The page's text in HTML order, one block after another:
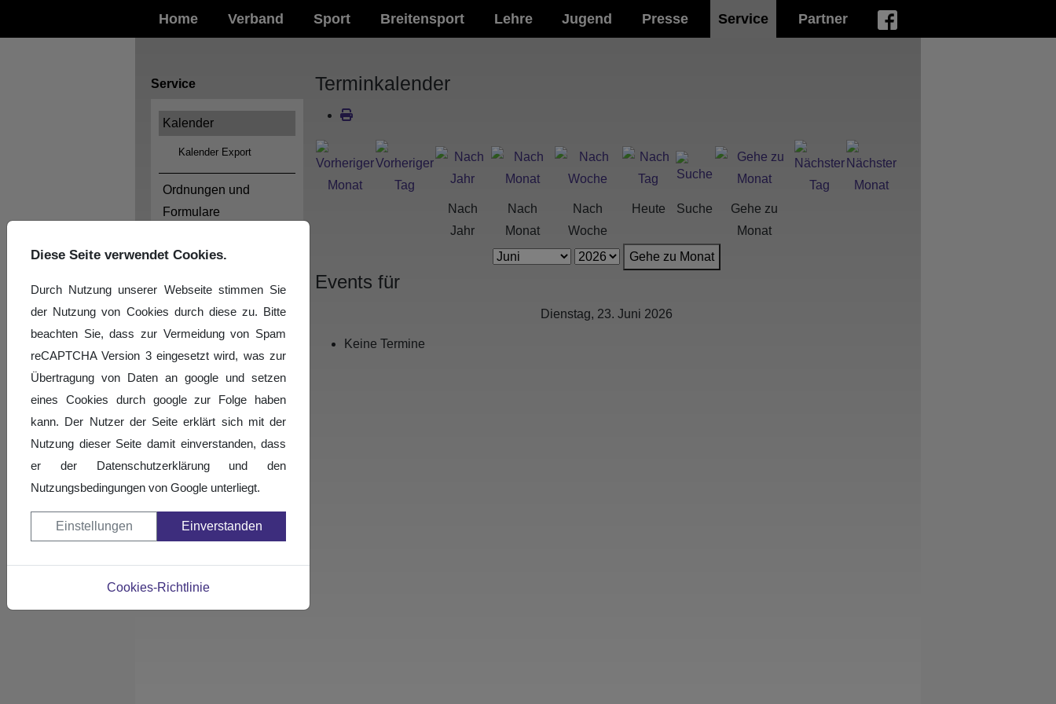
Home Verband Sport Breitensport Lehre Jugend Presse Service Partner
Service
Kalender
Kalender Export
Ordnungen und
Formulare
Datenschutzerklärung
Terminkalender
Nach
Jahr
Nach
Monat
Nach
Woche
Heute Suche
Gehe zu
Monat
Gehe zu Monat
Events für
Dienstag, 23. Juni 2026
Keine Termine
Diese Seite verwendet Cookies.
Durch Nutzung unserer Webseite stimmen Sie
der Nutzung von Cookies durch diese zu. Bitte
beachten Sie, dass zur Vermeidung von Spam
reCAPTCHA Version 3 eingesetzt wird, was zur
Übertragung von Daten an google und setzen
eines Cookies durch google zur Folge haben
kann. Der Nutzer der Seite erklärt sich mit der
Nutzung dieser Seite damit einverstanden, dass
er der Datenschutzerklärung und den
Nutzungsbedingungen von Google unterliegt.
Einstellungen Einverstanden
Cookies-Richtlinie